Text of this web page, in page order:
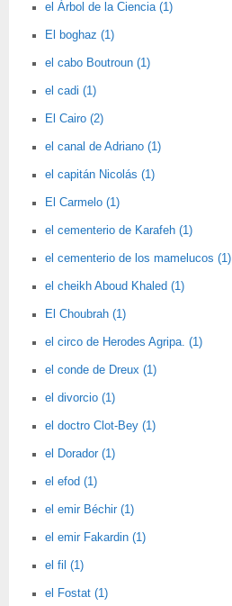
el Árbol de la Ciencia (1)
El boghaz (1)
el cabo Boutroun (1)
el cadi (1)
El Cairo (2)
el canal de Adriano (1)
el capitán Nicolás (1)
El Carmelo (1)
el cementerio de Karafeh (1)
el cementerio de los mamelucos (1)
el cheikh Aboud Khaled (1)
El Choubrah (1)
el circo de Herodes Agripa. (1)
el conde de Dreux (1)
el divorcio (1)
el doctro Clot-Bey (1)
el Dorador (1)
el efod (1)
el emir Béchir (1)
el emir Fakardin (1)
el fil (1)
el Fostat (1)